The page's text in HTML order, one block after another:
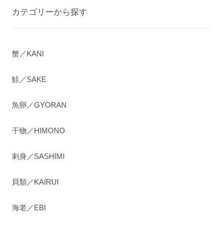
カテゴリーから探す
蟹／KANI
鮭／SAKE
魚卵／GYORAN
干物／HIMONO
刺身／SASHIMI
貝類／KAIRUI
海老／EBI